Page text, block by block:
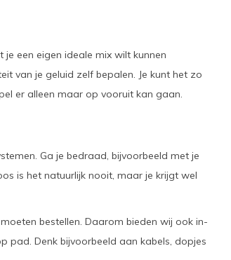
een eigen ideale mix wilt kunnen
van je geluid zelf bepalen. Je kunt het zo
er alleen maar op vooruit kan gaan.
Ga je bedraad, bijvoorbeeld met je
is het natuurlijk nooit, maar je krijgt wel
bestellen. Daarom bieden wij ook in-
pad. Denk bijvoorbeeld aan kabels, dopjes